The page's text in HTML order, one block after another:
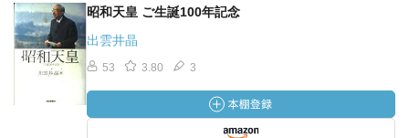
昭和天皇 ご生誕100年記念
出雲井晶
53 3.80 3